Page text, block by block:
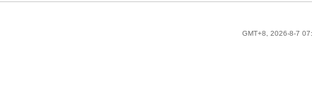
GMT+8, 2026-8-7